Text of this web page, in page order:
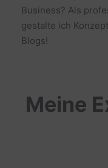
Business? Als
gestalte ich
Blogs!
Meine